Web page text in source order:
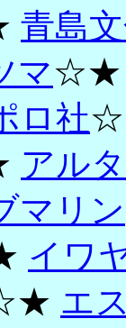
青島
マ
ロ社
アル
マリン
イワ
エ